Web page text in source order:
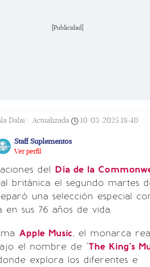
[Publicidad]
Dalai | Actualizada 10/03/2025 18:40
Staff Suplementos
Ver perfil
del Día de la
británica el segundo martes
una selección especial
en sus 76 años de vida.
Apple Music, el monarca
el nombre de "The King's
explora los diferentes e